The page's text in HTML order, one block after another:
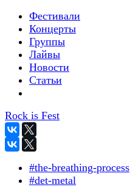
Фестивали
Концерты
Группы
Лайвы
Новости
Статьи
Rock is Fest
#the-breathing-process
#det-metal